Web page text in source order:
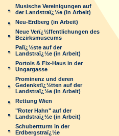
Musische Vereinigungen auf
der Landstraï¿½e (in Arbeit)
Neu-Erdberg (in Arbeit)
Neue Verï¿½ffentlichungen des
Bezirksmuseums
Palï¿½ste auf der
Landstraï¿½e (in Arbeit)
Portois & Fix-Haus in der
Ungargasse
Prominenz und deren
Gedenkstï¿½tten auf der
Landstraï¿½e (in Arbeit)
Rettung Wien
"Roter Hahn" auf der
Landstraï¿½e (in Arbeit)
Schubertturm in der
Erdbergstraï¿½e